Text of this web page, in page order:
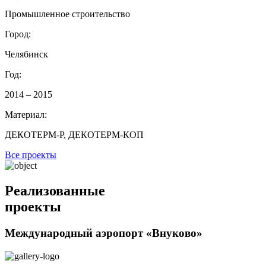
Промышленное строительство
Город:
Челябинск
Год:
2014 – 2015
Материал:
ДЕКОТЕРМ-Р, ДЕКОТЕРМ-КОП
Все проекты
Реализованные
проекты
Международный аэропорт «Внуково»